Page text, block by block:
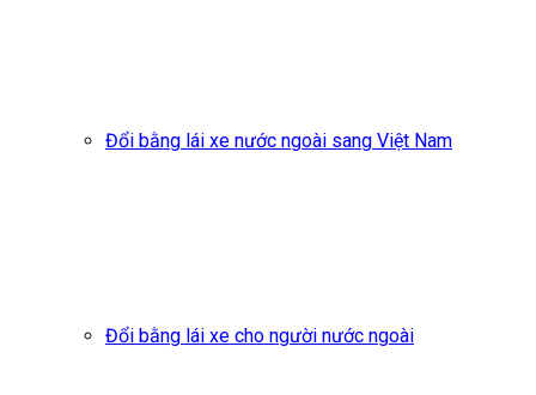
Đổi bằng lái xe nước ngoài sang Việt Nam
Đổi bằng lái xe cho người nước ngoài